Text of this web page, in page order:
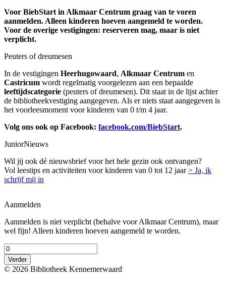
Voor BiebStart in Alkmaar Centrum graag van te voren
aanmelden. Alleen kinderen hoeven aangemeld te worden.
Voor de overige vestigingen: reserveren mag, maar is niet
verplicht.
Peuters of dreumesen
In de vestigingen Heerhugowaard, Alkmaar Centrum en
Castricum wordt regelmatig voorgelezen aan een bepaalde
leeftijdscategorie (peuters of dreumesen). Dit staat in de lijst achter
de bibliotheekvestiging aangegeven. Als er niets staat aangegeven is
het voorleesmoment voor kinderen van 0 t/m 4 jaar.
Volg ons ook op Facebook: facebook.com/BiebStart.
JuniorNieuws
Wil jij ook dé nieuwsbrief voor het hele gezin ook ontvangen?
Vol leestips en activiteiten voor kinderen van 0 tot 12 jaar> Ja, ik
schrijf mij in
Aanmelden
Aanmelden is niet verplicht (behalve voor Alkmaar Centrum), maar
wel fijn! Alleen kinderen hoeven aangemeld te worden.
Verder
© 2026 Bibliotheek Kennemerwaard